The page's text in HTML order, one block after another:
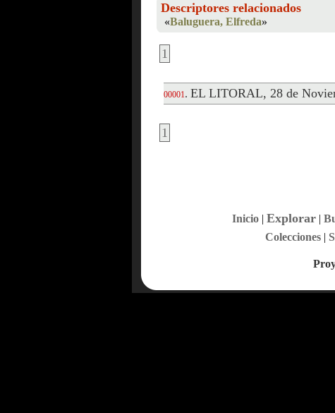
Descriptores relacionados
«Baluguera, Elfreda»
1
00001. EL LITORAL, 28 de
1
Inicio| Explorar|
Colecciones|